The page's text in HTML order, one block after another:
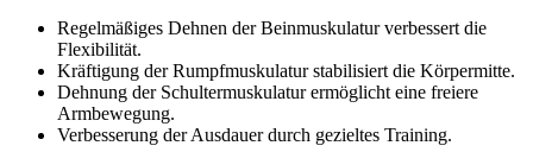
Regelmäßiges Dehnen der Beinmuskulatur verbessert die
Flexibilität.
Kräftigung der Rumpfmuskulatur stabilisiert die Körpermitte.
Dehnung der Schultermuskulatur ermöglicht eine freiere
Armbewegung.
Verbesserung der Ausdauer durch gezieltes Training.